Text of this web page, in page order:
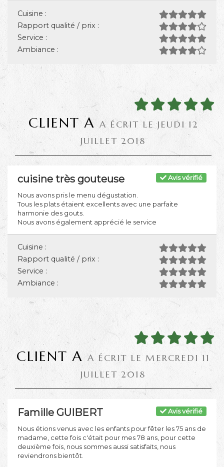
Cuisine :
Rapport qualité / prix :
Service :
Ambiance :
CLIENT A A ÉCRIT LE JEUDI 12
JUILLET 2018
Avis vérifié
cuisine très gouteuse
Nous avons pris le menu dégustation.
Tous les plats étaient excellents avec une parfaite
harmonie des gouts.
Nous avons également apprécié le service
Cuisine :
Rapport qualité / prix :
Service :
Ambiance :
CLIENT A A ÉCRIT LE MERCREDI 11
JUILLET 2018
Avis vérifié
Famille GUIBERT
Nous étions venus avec les enfants pour fêter les 75 ans de
madame, cette fois c'était pour mes 78 ans, pour cette
deuxième fois, nous sommes aussi satisfaits, nous
reviendrons bientôt.